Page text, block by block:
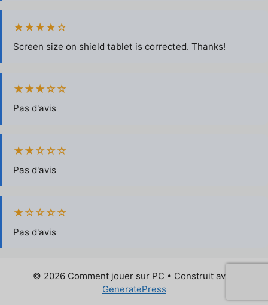
★★★★☆
Screen size on shield tablet is corrected. Thanks!
★★★☆☆
Pas d'avis
★★☆☆☆
Pas d'avis
★☆☆☆☆
Pas d'avis
© 2026 Comment jouer sur PC • Construit avec
GeneratePress